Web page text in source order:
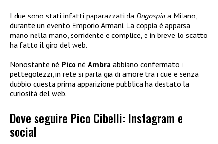
I due sono stati infatti paparazzati da Dagospia a Milano,
durante un evento Emporio Armani. La coppia è apparsa
mano nella mano, sorridente e complice, e in breve lo scatto
ha fatto il giro del web.
Nonostante né Pico né Ambra abbiano confermato i
pettegolezzi, in rete si parla già di amore tra i due e senza
dubbio questa prima apparizione pubblica ha destato la
curiosità del web.
Dove seguire Pico Cibelli: Instagram e
social